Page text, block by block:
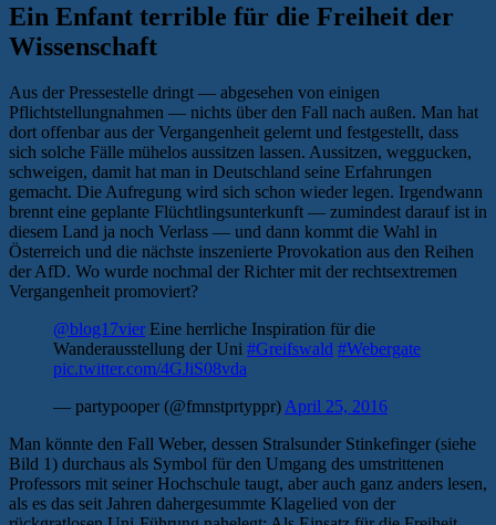
Ein Enfant terrible für die Freiheit der
Wissenschaft
Aus der Pressestelle dringt — abgesehen von einigen
Pflichtstellungnahmen — nichts über den Fall nach außen. Man hat
dort offenbar aus der Vergangenheit gelernt und festgestellt, dass
sich solche Fälle mühelos aussitzen lassen. Aussitzen, weggucken,
schweigen, damit hat man in Deutschland seine Erfahrungen
gemacht. Die Aufregung wird sich schon wieder legen. Irgendwann
brennt eine geplante Flüchtlingsunterkunft — zumindest darauf ist in
diesem Land ja noch Verlass — und dann kommt die Wahl in
Österreich und die nächste inszenierte Provokation aus den Reihen
der AfD. Wo wurde nochmal der Richter mit der rechtsextremen
Vergangenheit promoviert?
@blog17vier Eine herrliche Inspiration für die
Wanderausstellung der Uni #Greifswald #Webergate
pic.twitter.com/4GJiS08vda
— partypooper (@fmnstprtyppr)April 25, 2016
Man könnte den Fall Weber, dessen Stralsunder Stinkefinger (siehe
Bild 1) durchaus als Symbol für den Umgang des umstrittenen
Professors mit seiner Hochschule taugt, aber auch ganz anders lesen,
als es das seit Jahren dahergesummte Klagelied von der